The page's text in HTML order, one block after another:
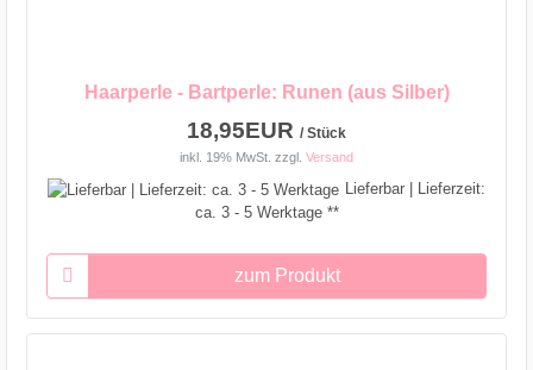
Haarperle - Bartperle: Runen (aus Silber)
18,95EUR / Stück
inkl. 19% MwSt. zzgl. Versand
Lieferbar | Lieferzeit:
ca. 3 - 5 Werktage **
zum Produkt